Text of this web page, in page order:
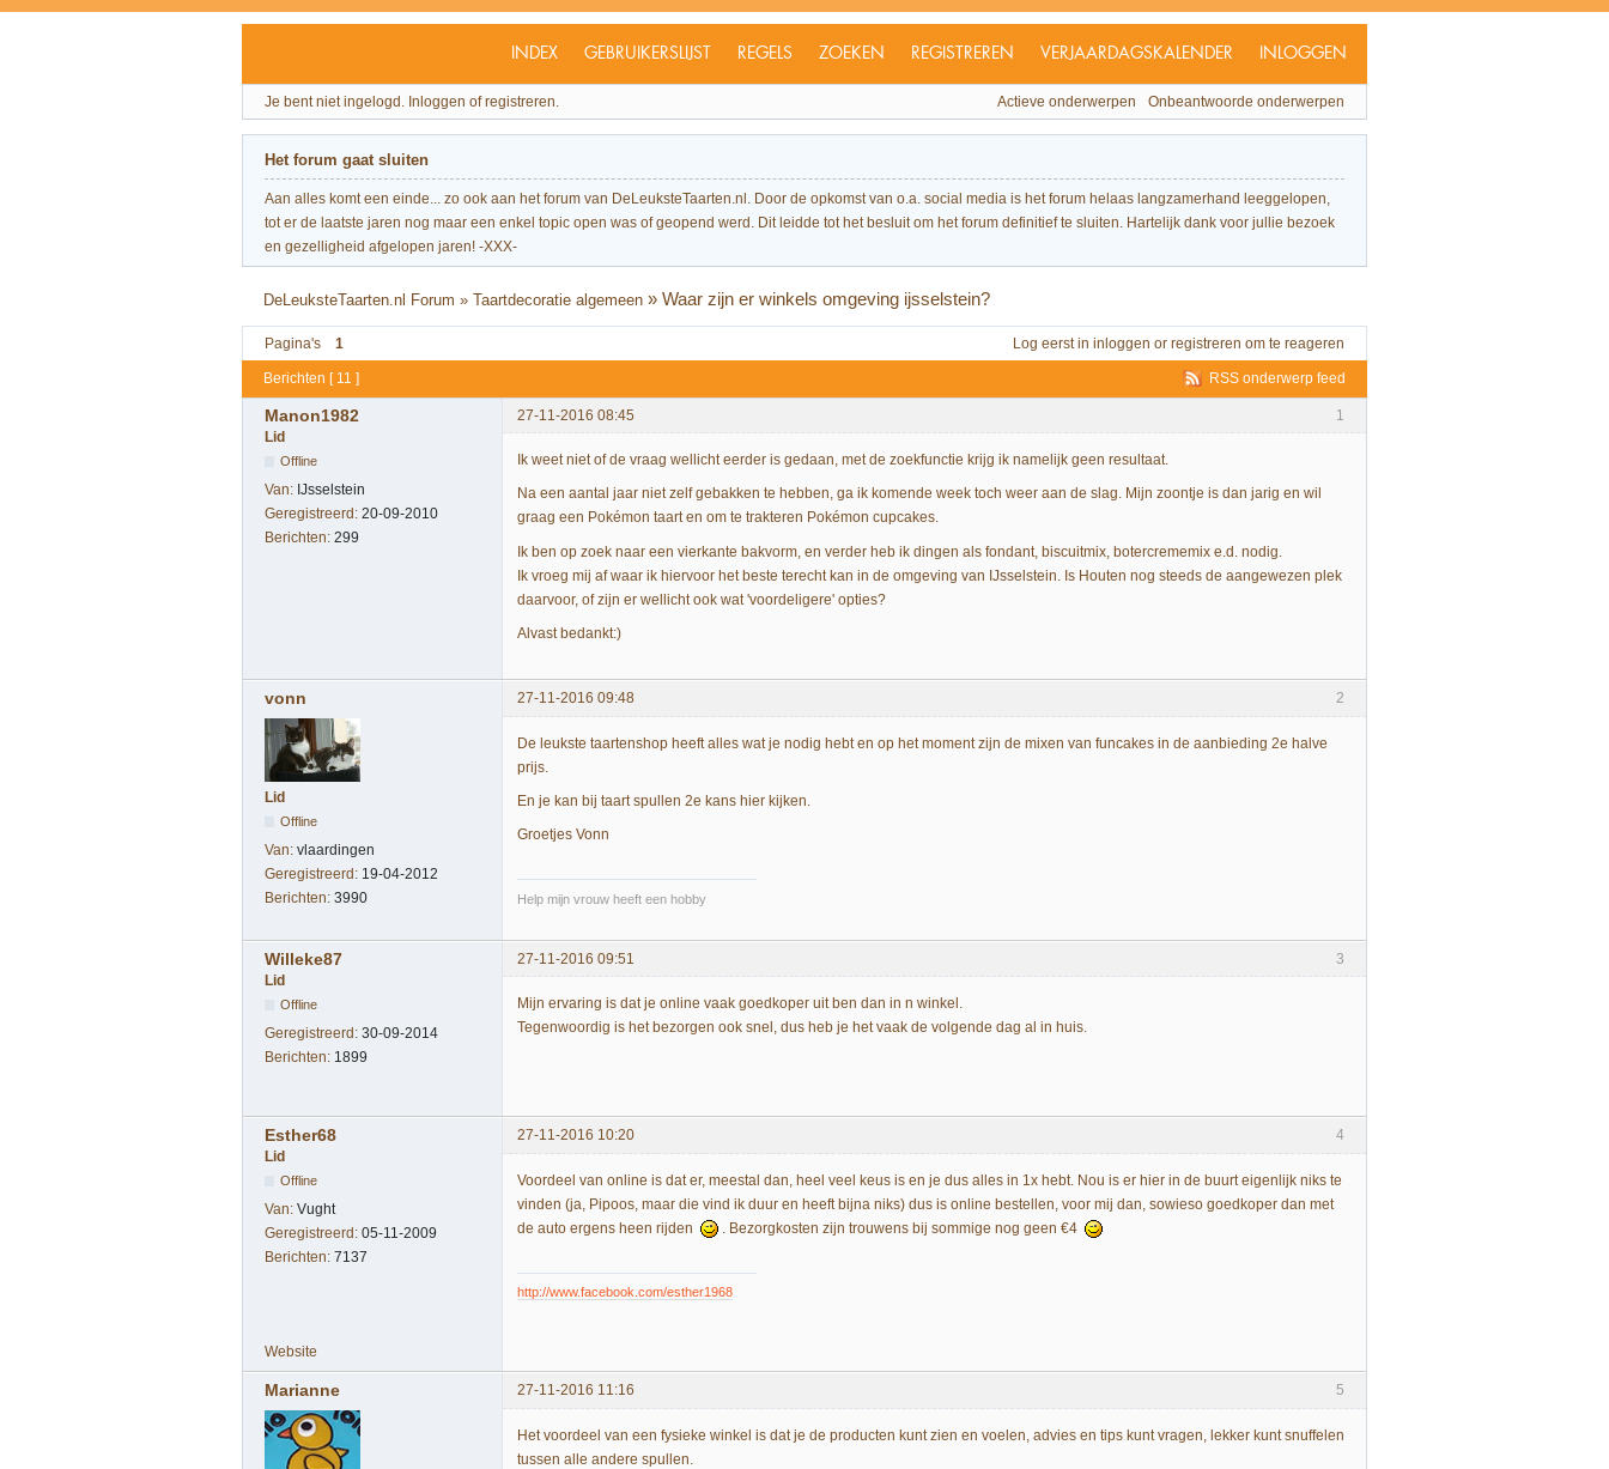
INDEX GEBRUIKERSLIJST REGELS ZOEKEN REGISTREREN VERJAARDAGSKALENDER INLOGGEN
Je bent niet ingelogd. Inloggen of registreren. Actieve onderwerpen Onbeantwoorde onderwerpen
Het forum gaat sluiten
Aan alles komt een einde... zo ook aan het forum van DeLeuksteTaarten.nl. Door de opkomst van o.a. social media is het forum helaas langzamerhand leeggelopen,
tot er de laatste jaren nog maar een enkel topic open was of geopend werd. Dit leidde tot het besluit om het forum definitief te sluiten. Hartelijk dank voor jullie bezoek
en gezelligheid afgelopen jaren! -XXX-
DeLeuksteTaarten.nl Forum »Taartdecoratie algemeen »Waar zijn er winkels omgeving ijsselstein?
Pagina's 1 Log eerst in inloggen or registreren om te reageren
RSS onderwerp feed
Berichten [ 11 ]
1
Manon1982
27-11-2016 08:45
Lid
Offline
Van: IJsselstein
Geregistreerd: 20-09-2010
Berichten: 299
Ik weet niet of de vraag wellicht eerder is gedaan, met de zoekfunctie krijg ik namelijk geen resultaat.
Na een aantal jaar niet zelf gebakken te hebben, ga ik komende week toch weer aan de slag. Mijn zoontje is dan jarig en wil
graag een Pokémon taart en om te trakteren Pokémon cupcakes.
Ik ben op zoek naar een vierkante bakvorm, en verder heb ik dingen als fondant, biscuitmix, botercrememix e.d. nodig.
Ik vroeg mij af waar ik hiervoor het beste terecht kan in de omgeving van IJsselstein. Is Houten nog steeds de aangewezen plek
daarvoor, of zijn er wellicht ook wat 'voordeligere' opties?
Alvast bedankt:)
2
vonn 27-11-2016 09:48
Lid
Offline
Van: vlaardingen
Geregistreerd: 19-04-2012
Berichten: 3990
De leukste taartenshop heeft alles wat je nodig hebt en op het moment zijn de mixen van funcakes in de aanbieding 2e halve
prijs.
En je kan bij taart spullen 2e kans hier kijken.
Groetjes Vonn
Help mijn vrouw heeft een hobby
3
Willeke87
27-11-2016 09:51
Lid
Offline
Geregistreerd: 30-09-2014
Berichten: 1899
Mijn ervaring is dat je online vaak goedkoper uit ben dan in n winkel.
Tegenwoordig is het bezorgen ook snel, dus heb je het vaak de volgende dag al in huis.
4
Esther68
27-11-2016 10:20
Lid
Offline
Van: Vught
Geregistreerd: 05-11-2009
Berichten: 7137
Voordeel van online is dat er, meestal dan, heel veel keus is en je dus alles in 1x hebt. Nou is er hier in de buurt eigenlijk niks te
vinden (ja, Pipoos, maar die vind ik duur en heeft bijna niks) dus is online bestellen, voor mij dan, sowieso goedkoper dan met
de auto ergens heen rijden
. Bezorgkosten zijn trouwens bij sommige nog geen €4
http://www.facebook.com/esther1968
Website
5
Marianne 27-11-2016 11:16
Het voordeel van een fysieke winkel is dat je de producten kunt zien en voelen, advies en tips kunt vragen, lekker kunt snuffelen
tussen alle andere spullen.